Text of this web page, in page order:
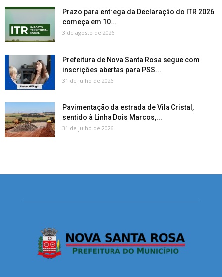
Prazo para entrega da Declaração do ITR 2026
começa em 10...
3 de agosto de 2026
Prefeitura de Nova Santa Rosa segue com
inscrições abertas para PSS...
31 de julho de 2026
Pavimentação da estrada de Vila Cristal,
sentido à Linha Dois Marcos,...
31 de julho de 2026